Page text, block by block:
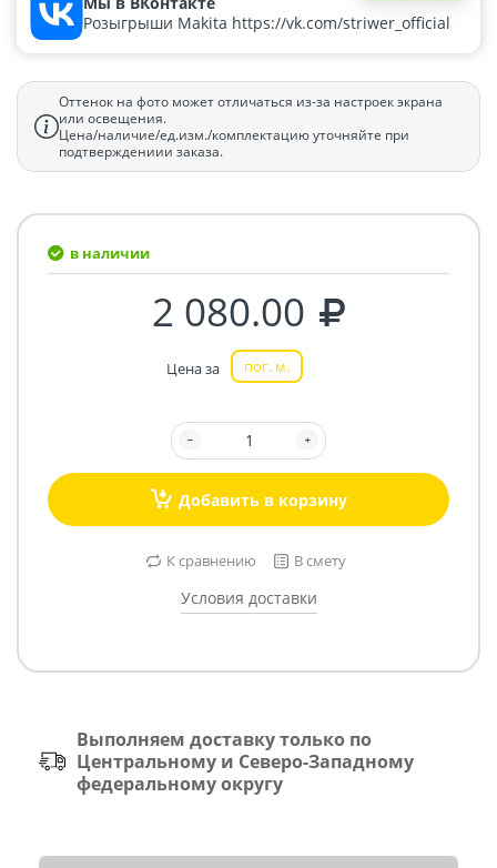
Розыгрыши Makita https://vk.com/striwer_official
Оттенок на фото может отличаться из-за настроек экрана
или освещения.
Цена/наличие/ед.изм./комплектацию уточняйте при
подтверждениии заказа.
в наличии
2 080.00
Цена за пог. м.
Добавить в корзину
К сравнению В смету
Условия доставки
Выполняем доставку только по
Центральному и Северо-Западному
федеральному округу